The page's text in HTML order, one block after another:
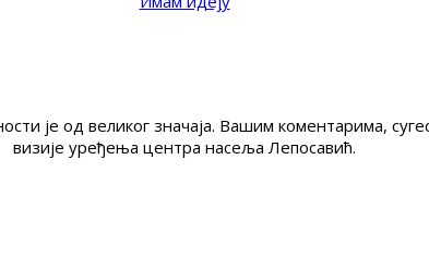
је од великог значаја. Вашим коментарима,
визије уређења центра насеља Лепосавић.